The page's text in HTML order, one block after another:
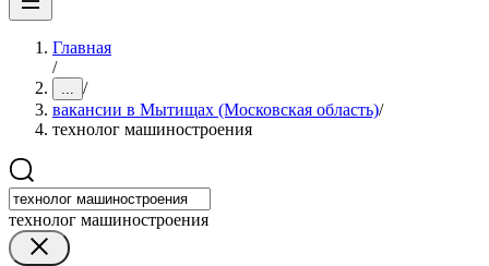
Главная
/
... /
вакансии в Мытищах (Московская область)/
технолог машиностроения
технолог машиностроения